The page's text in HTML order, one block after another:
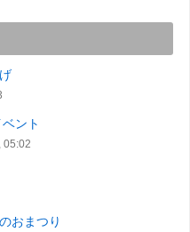
ント
05:02
おまつり